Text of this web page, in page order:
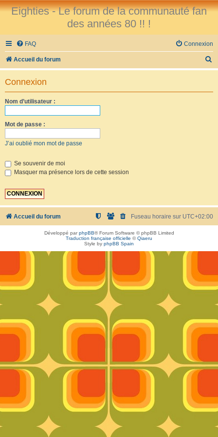
Eighties - Le forum de la communauté fan
des années 80 !! !
FAQ Connexion
Accueil du forum
e
Connexion
Nom d’utilisateur :
Mot de passe :
J’ai oublié mon mot de passe
Se souvenir de moi
Masquer ma présence lors de cette session
Accueil du forum Fuseau horaire sur UTC+02:00
Développé parphpBB® Forum Software © phpBB Limited
Traduction française officielle ©Qiaeru
Style by phpBB Spain